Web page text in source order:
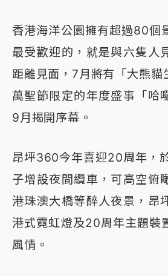
香港海洋公園擁有超過80個
最受歡迎的，就是與六隻人
距離見面，7月將有「大熊貓
萬聖節限定的年度盛事「哈
9月揭開序幕。
昂坪360今年喜迎20周年，
子增設夜間纜車，可高空俯
港珠澳大橋等醉人夜景，昂
港式霓虹燈及20周年主題裝
風情。